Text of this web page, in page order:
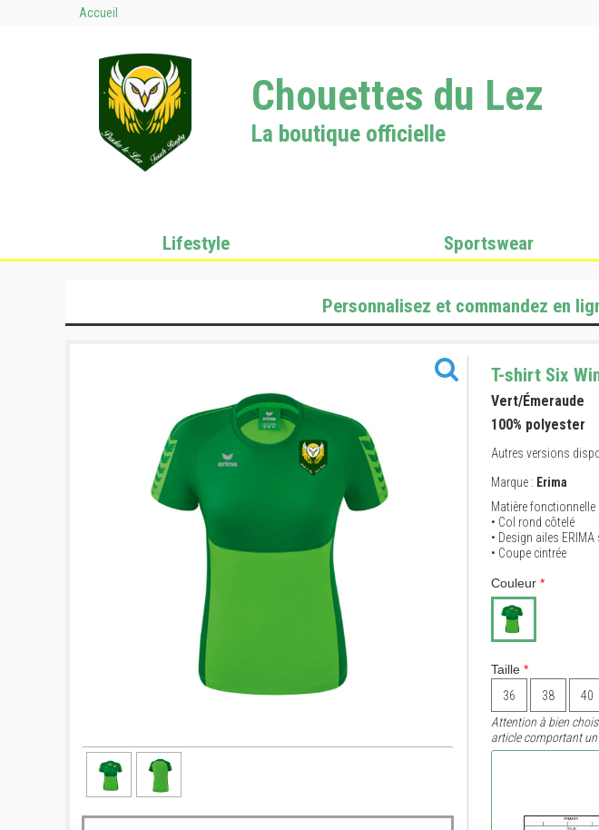
Accueil
Chouettes du Lez
La boutique officielle
Lifestyle Sportswear
Personnalisez et commandez en
T-shirt Six
Vert/Émeraude
100% polyester
Autres versions
Marque : Erima
Matière fonctionnelle
• Col rond côtelé
• Design ailes
• Coupe cintrée
Couleur*
Taille *
36
38 40
Attention à bien
article comportant